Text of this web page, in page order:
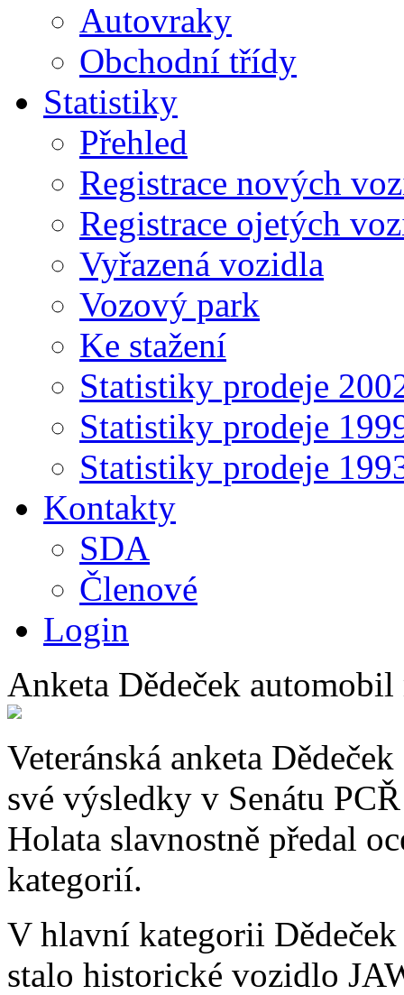
Autovraky
Obchodní třídy
Statistiky
Přehled
Registrace nových
Registrace ojetých
Vyřazená vozidla
Vozový park
Ke stažení
Statistiky prodeje
Statistiky prodeje
Statistiky prodeje
Kontakty
SDA
Členové
Login
Anketa Dědeček
Veteránská anketa
své výsledky v Senátu
Holata slavnostně předal
kategorií.
V hlavní kategorii
stalo historické vozidlo